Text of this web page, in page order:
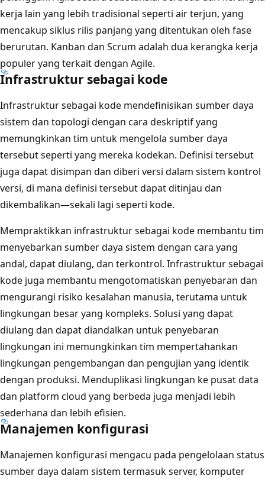
kerja lain yang lebih tradisional seperti air terjun, yang
mencakup siklus rilis panjang yang ditentukan oleh fase
berurutan. Kanban dan Scrum adalah dua kerangka kerja
populer yang terkait dengan Agile.
Infrastruktur sebagai kode
Infrastruktur sebagai kode mendefinisikan sumber daya
sistem dan topologi dengan cara deskriptif yang
memungkinkan tim untuk mengelola sumber daya
tersebut seperti yang mereka kodekan. Definisi tersebut
juga dapat disimpan dan diberi versi dalam sistem kontrol
versi, di mana definisi tersebut dapat ditinjau dan
dikembalikan—sekali lagi seperti kode.
Mempraktikkan infrastruktur sebagai kode membantu tim
menyebarkan sumber daya sistem dengan cara yang
andal, dapat diulang, dan terkontrol. Infrastruktur sebagai
kode juga membantu mengotomatiskan penyebaran dan
mengurangi risiko kesalahan manusia, terutama untuk
lingkungan besar yang kompleks. Solusi yang dapat
diulang dan dapat diandalkan untuk penyebaran
lingkungan ini memungkinkan tim mempertahankan
lingkungan pengembangan dan pengujian yang identik
dengan produksi. Menduplikasi lingkungan ke pusat data
dan platform cloud yang berbeda juga menjadi lebih
sederhana dan lebih efisien.
Manajemen konfigurasi
Manajemen konfigurasi mengacu pada pengelolaan status
sumber daya dalam sistem termasuk server, komputer